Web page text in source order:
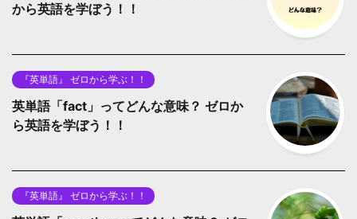
から英語を学ぼう！！
『英単語』 ゼロから学ぶ！！
英単語「fact」ってどんな意味？ ゼロか
ら英語を学ぼう！！
『英単語』 ゼロから学ぶ！！